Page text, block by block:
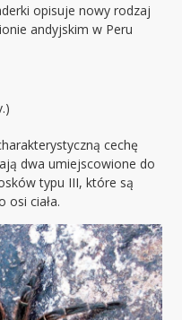
opisuje nowy rodzaj
andyjskim w Peru
cechę
dwa umiejscowione do
typu III, które są
osi ciała.